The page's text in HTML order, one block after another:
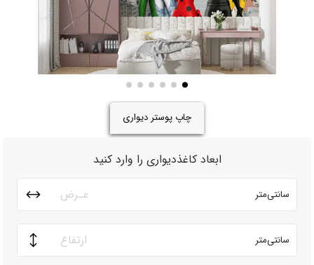
چاپ پوستر دیواری
ابعاد کاغذدیواری را وارد کنید
سانتی‌متر
سانتی‌متر